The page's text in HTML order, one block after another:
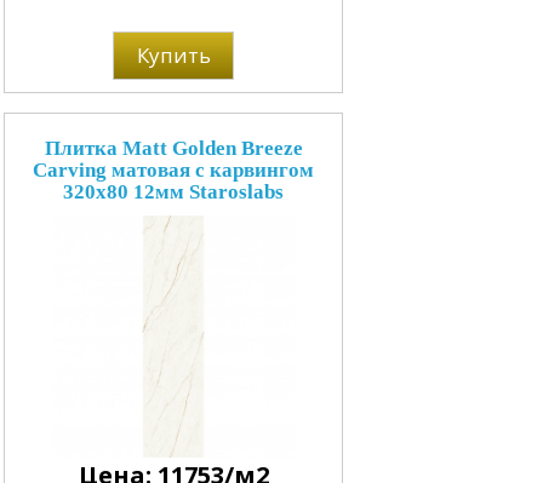
Купить
Плитка Matt Golden Breeze
Carving матовая с карвингом
320x80 12мм Staroslabs
Цена: 11753/м2